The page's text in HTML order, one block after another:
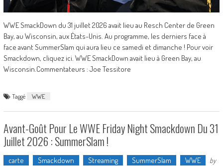
WWE SmackDown du 31 juillet 2026 avait lieu au Resch Center de Green
Bay, au Wisconsin, aux États-Unis. Au programme, les derniers face à
face avant SummerSlam qui aura lieu ce samedi et dimanche ! Pour voir
Smackdown, cliquez ici. WWE SmackDown avait lieu à Green Bay, au
Wisconsin.Commentateurs : Joe Tessitore
Taggé WWE
Avant-Goût Pour Le WWE Friday Night Smackdown Du 31
Juillet 2026 : SummerSlam !
carte Smackdown Streaming SummerSlam WWE
by